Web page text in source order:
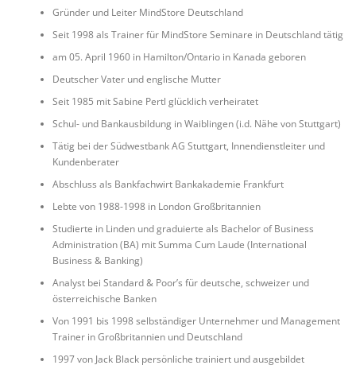
Gründer und Leiter MindStore Deutschland
Seit 1998 als Trainer für MindStore Seminare in Deutschland tätig
am 05. April 1960 in Hamilton/Ontario in Kanada geboren
Deutscher Vater und englische Mutter
Seit 1985 mit Sabine Pertl glücklich verheiratet
Schul- und Bankausbildung in Waiblingen (i.d. Nähe von Stuttgart)
Tätig bei der Südwestbank AG Stuttgart, Innendienstleiter und
Kundenberater
Abschluss als Bankfachwirt Bankakademie Frankfurt
Lebte von 1988-1998 in London Großbritannien
Studierte in Linden und graduierte als Bachelor of Business
Administration (BA) mit Summa Cum Laude (International
Business & Banking)
Analyst bei Standard & Poor’s für deutsche, schweizer und
österreichische Banken
Von 1991 bis 1998 selbständiger Unternehmer und Management
Trainer in Großbritannien und Deutschland
1997 von Jack Black persönliche trainiert und ausgebildet